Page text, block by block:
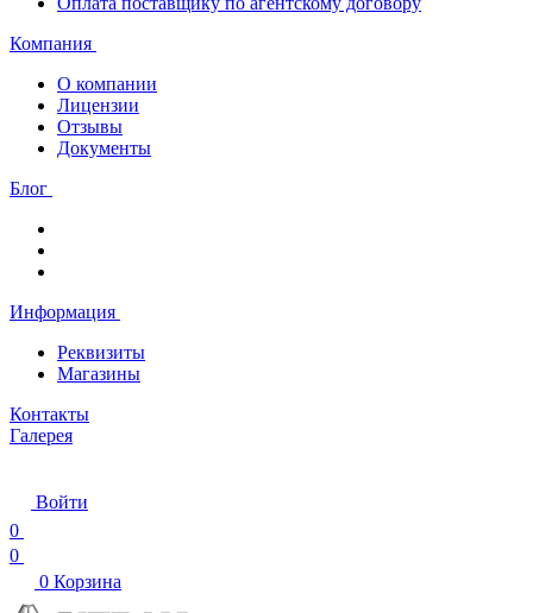
Компания
О компании
Лицензии
Отзывы
Документы
Блог
Информация
Реквизиты
Магазины
Контакты
Галерея
Войти
0
0
0 Корзина